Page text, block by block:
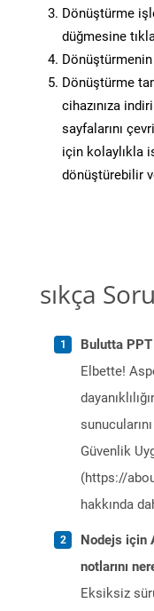
Dönüştürme
düğmesine
Dönüştürme
cihazınıza
sayfalarını
için kolaylıkla
dönüştürebilir
sıkça
Bulutta
Elbette!
Güvenlik
(https://
hakkında
Nodejs için
notlarını
Eksiksiz